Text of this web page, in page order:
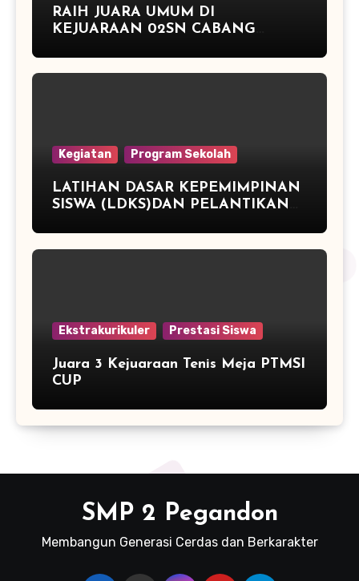
RAIH JUARA UMUM DI
KEJUARAAN 02SN CABANG
MEJA
Kegiatan Program Sekolah
LATIHAN DASAR KEPEMIMPINAN
SISWA (LDKS)DAN PELANTIKAN
2015/2016 SMP NEGERI 2
Ekstrakurikuler Prestasi Siswa
Juara 3 Kejuaraan Tenis Meja PTMSI
CUP
SMP 2 Pegandon
Membangun Generasi Cerdas dan Berkarakter